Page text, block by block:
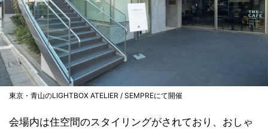
東京・青山のLIGHTBOX ATELIER / SEMPREにて開催
会場内は住空間のスタイリングがされており、おしゃ